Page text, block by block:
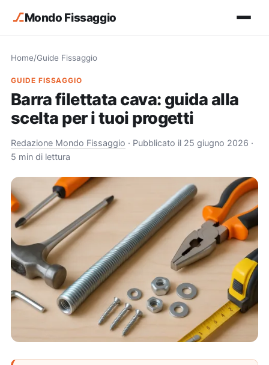
⎇Mondo Fissaggio
Home/Guide Fissaggio
GUIDE FISSAGGIO
Barra filettata cava: guida alla
scelta per i tuoi progetti
Redazione Mondo Fissaggio · Pubblicato il 25 giugno 2026 ·
5 min di lettura